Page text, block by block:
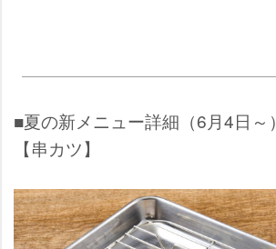
■夏の新メニュー詳細（6月4日～）
【串カツ】